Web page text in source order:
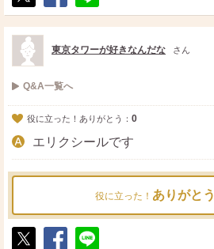
ポ
ス
ト
シ
ェ
送
る
東京タワーが好きなんだな さん
Q&A一覧へ
役に立った！ありがとう： 0
エリクシールです
役に立った！ ありがとう